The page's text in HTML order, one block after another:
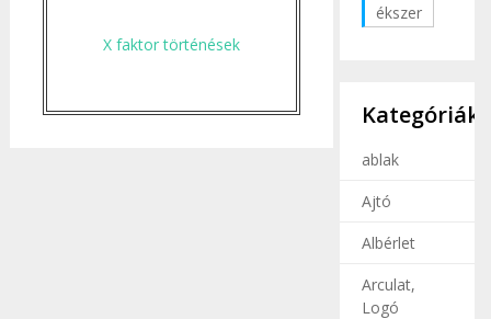
X faktor történések
ékszer
Kategóriák
ablak
Ajtó
Albérlet
Arculat,
Logó